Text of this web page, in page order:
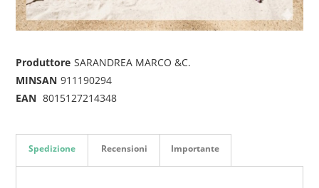
Produttore SARANDREA MARCO &C.
MINSAN 911190294
EAN 8015127214348
Spedizione Recensioni Importante